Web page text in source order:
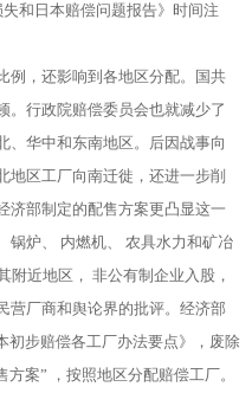
和日本赔偿问题报告》时间注
，还影响到各地区分配。国共
。行政院赔偿委员会也就减少了
、华中和东南地区。后因战事向
地区工厂向南迁徙，还进一步削
济部制定的配售方案更凸显这一
锅炉、 内燃机、 农具水力和矿冶
附近地区， 非公有制企业入股，
营厂商和舆论界的批评。经济部
初步赔偿各工厂办法要点》，废除
案” ，按照地区分配赔偿工厂。